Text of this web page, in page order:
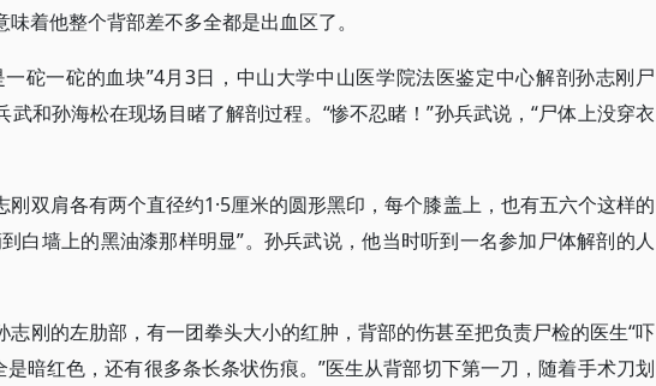
着他整个背部差不多全都是出血区了。
砣一砣的血块”4月3日，中山大学中山医学院法医鉴定中心解剖孙志刚尸
和孙海松在现场目睹了解剖过程。“惨不忍睹！”孙兵武说，“尸体上没穿衣
刚双肩各有两个直径约1·5厘米的圆形黑印，每个膝盖上，也有五六个这样的
白墙上的黑油漆那样明显”。孙兵武说，他当时听到一名参加尸体解剖的人
志刚的左肋部，有一团拳头大小的红肿，背部的伤甚至把负责尸检的医生“吓
是暗红色，还有很多条长条状伤痕。”医生从背部切下第一刀，随着手术刀划